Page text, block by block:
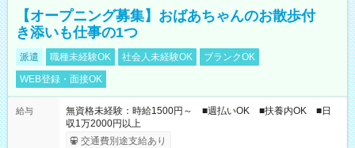
【オープニング募集】おばあちゃんのお散歩付
き添いも仕事の1つ
派遣 職種未経験OK 社会人未経験OK
ブランクOK
WEB登録・面接OK
給与
無資格未経験：時給1500円～ ■週払いOK ■扶養内OK ■日
収1万2000円以上
交通費別途支給あり